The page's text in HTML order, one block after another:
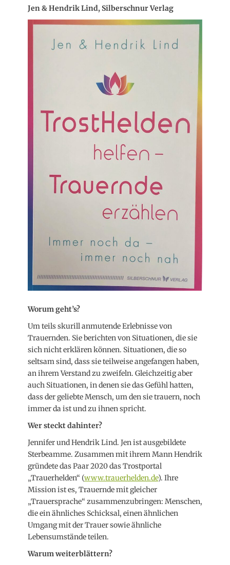
Jen & Hendrik Lind, Silberschnur Verlag
Worum geht’s?
Um teils skurill anmutende Erlebnisse von
Trauernden. Sie berichten von Situationen, die sie
sich nicht erklären können. Situationen, die so
seltsam sind, dass sie teilweise angefangen haben,
an ihrem Verstand zu zweifeln. Gleichzeitig aber
auch Situationen, in denen sie das Gefühl hatten,
dass der geliebte Mensch, um den sie trauern, noch
immer da ist und zu ihnen spricht.
Wer steckt dahinter?
Jennifer und Hendrik Lind. Jen ist ausgebildete
Sterbeamme. Zusammen mit ihrem Mann Hendrik
gründete das Paar 2020 das Trostportal
„Trauerhelden“ (www.trauerhelden.de). Ihre
Mission ist es, Trauernde mit gleicher
„Trauersprache“ zusammenzubringen: Menschen,
die ein ähnliches Schicksal, einen ähnlichen
Umgang mit der Trauer sowie ähnliche
Lebensumstände teilen.
Warum weiterblättern?